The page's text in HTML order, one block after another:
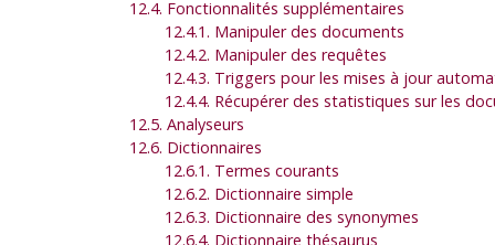
12.4. Fonctionnalités supplémentaires
12.4.1. Manipuler des documents
12.4.2. Manipuler des requêtes
12.4.3. Triggers pour les mises à jour
12.4.4. Récupérer des statistiques sur les
12.5. Analyseurs
12.6. Dictionnaires
12.6.1. Termes courants
12.6.2. Dictionnaire simple
12.6.3. Dictionnaire des synonymes
12.6.4. Dictionnaire thésaurus